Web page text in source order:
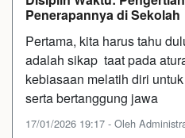
Penerapannya di Sekolah
Pertama, kita harus tahu
adalah sikap taat pada
kebiasaan melatih diri
serta bertanggung jawa
17/01/2026 19:17 - Oleh